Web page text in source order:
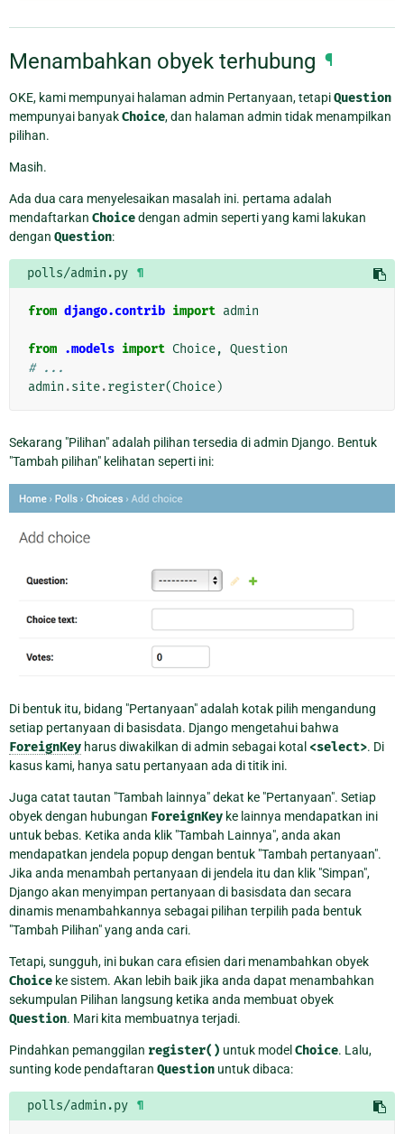
Menambahkan obyek terhubung ¶
OKE, kami mempunyai halaman admin Pertanyaan, tetapiQuestion
mempunyai banyakChoice, dan halaman admin tidak menampilkan
pilihan.
Masih.
Ada dua cara menyelesaikan masalah ini. pertama adalah
mendaftarkan Choicedengan admin seperti yang kami lakukan
dengan Question:
polls/admin.py ¶
from django.contrib import admin
from .models import Choice, Question
# ...
admin .site.register(Choice)
Sekarang "Pilihan" adalah pilihan tersedia di admin Django. Bentuk
"Tambah pilihan" kelihatan seperti ini:
Di bentuk itu, bidang "Pertanyaan" adalah kotak pilih mengandung
setiap pertanyaan di basisdata. Django mengetahui bahwa
ForeignKey harus diwakilkan di admin sebagai kotal <select>. Di
kasus kami, hanya satu pertanyaan ada di titik ini.
Juga catat tautan "Tambah lainnya" dekat ke "Pertanyaan". Setiap
obyek dengan hubungan ForeignKey ke lainnya mendapatkan ini
untuk bebas. Ketika anda klik "Tambah Lainnya", anda akan
mendapatkan jendela popup dengan bentuk "Tambah pertanyaan".
Jika anda menambah pertanyaan di jendela itu dan klik "Simpan",
Django akan menyimpan pertanyaan di basisdata dan secara
dinamis menambahkannya sebagai pilihan terpilih pada bentuk
"Tambah Pilihan" yang anda cari.
Tetapi, sungguh, ini bukan cara efisien dari menambahkan obyek
Choice ke sistem. Akan lebih baik jika anda dapat menambahkan
sekumpulan Pilihan langsung ketika anda membuat obyek
Question. Mari kita membuatnya terjadi.
Pindahkan pemanggilan register() untuk model Choice. Lalu,
sunting kode pendaftaran Question untuk dibaca:
polls/admin.py ¶